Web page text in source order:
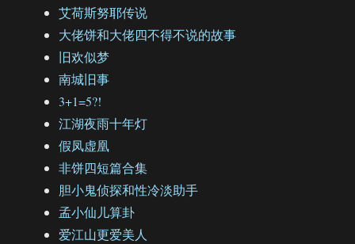
艾荷斯努耶传说
大佬饼和大佬四不得不说的故事
旧欢似梦
南城旧事
3+1=5?!
江湖夜雨十年灯
假凤虚凰
非饼四短篇合集
胆小鬼侦探和性冷淡助手
孟小仙儿算卦
爱江山更爱美人